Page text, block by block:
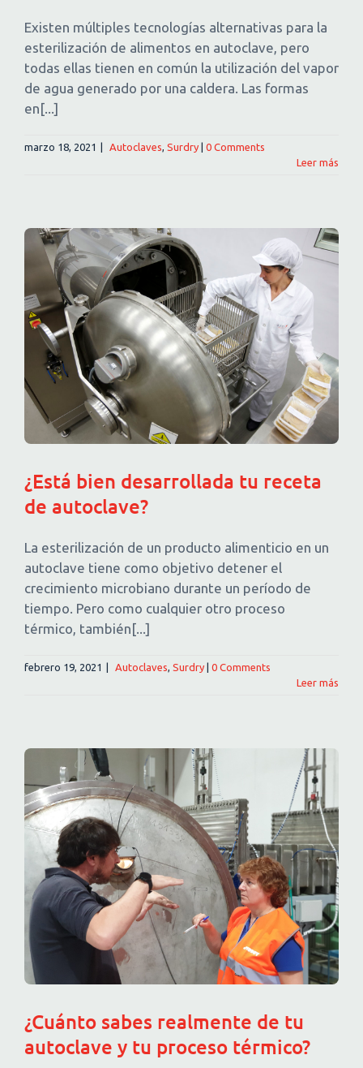
Existen múltiples tecnologías alternativas para la
esterilización de alimentos en autoclave, pero
todas ellas tienen en común la utilización del vapor
de agua generado por una caldera. Las formas
en[...]
marzo 18, 2021 Autoclaves, Surdry
0 Comments
Leer más
¿Está bien desarrollada tu receta
de autoclave?
La esterilización de un producto alimenticio en un
autoclave tiene como objetivo detener el
crecimiento microbiano durante un período de
tiempo. Pero como cualquier otro proceso
térmico, también[...]
febrero 19, 2021 | Autoclaves Surdry | 0 Comments
Leer más
¿Cuánto sabes realmente de tu
autoclave y tu proceso térmico?